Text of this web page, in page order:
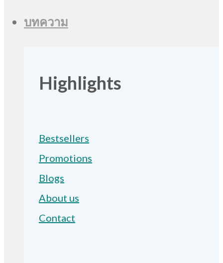
บทความ
Highlights
Bestsellers
Promotions
Blogs
About us
Contact